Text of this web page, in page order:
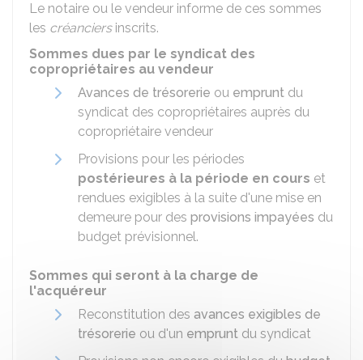
Le notaire ou le vendeur informe de ces sommes
les créanciersinscrits.
Sommes dues par le syndicat des
copropriétaires au vendeur
Avances de trésorerie ou emprunt du
syndicat des copropriétaires auprès du
copropriétaire vendeur
Provisions pour les périodes
postérieures à la période en cours et
rendues exigibles à la suite d'une mise en
demeure pour des provisions impayées du
budget prévisionnel.
Sommes qui seront à la charge de
l'acquéreur
Reconstitution des avances exigibles de
trésorerie ou d'un emprunt du syndicat